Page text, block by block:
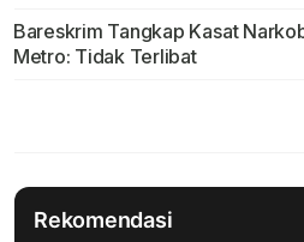
Bareskrim Tangkap Kasat
Metro: Tidak Terlibat
Rekomendasi